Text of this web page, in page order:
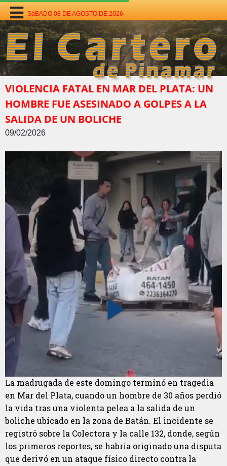
SáBADO 08 DE AGOSTO DE 2026
VIOLENCIA FATAL EN MAR DEL PLATA: UN
HOMBRE FUE ASESINADO A GOLPES A LA
SALIDA DE UN BOLICHE
09/02/2026
La madrugada de este domingo terminó en tragedia
en Mar del Plata, cuando un hombre de 30 años perdió
la vida tras una violenta pelea a la salida de un
boliche ubicado en la zona de Batán. El incidente se
registró sobre la Colectora y la calle 132, donde, según
los primeros reportes, se habría originado una disputa
que derivó en un ataque físico directo contra la